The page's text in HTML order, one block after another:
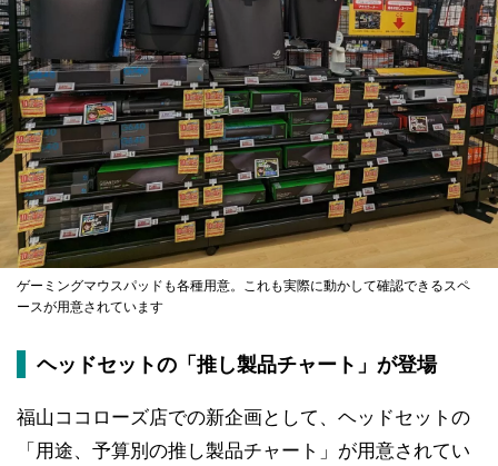
ゲーミングマウスパッドも各種用意。これも実際に動かして確認できるスペ
ースが用意されています
ヘッドセットの「推し製品チャート」が登場
福山ココローズ店での新企画として、ヘッドセットの
「用途、予算別の推し製品チャート」が用意されてい